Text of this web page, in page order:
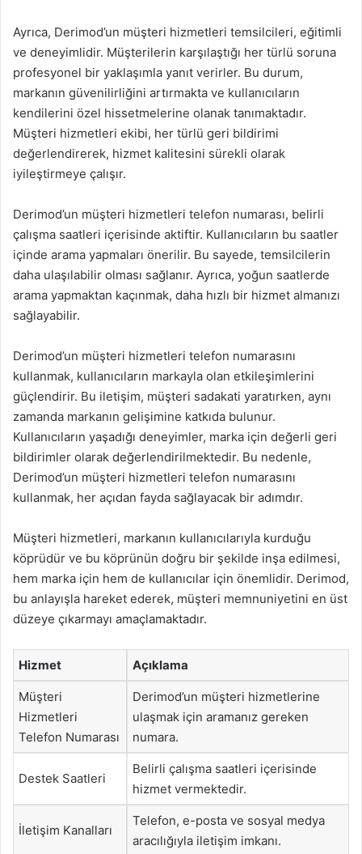
Ayrıca, Derimod’un müşteri hizmetleri temsilcileri, eğitimli
ve deneyimlidir. Müşterilerin karşılaştığı her türlü soruna
profesyonel bir yaklaşımla yanıt verirler. Bu durum,
markanın güvenilirliğini artırmakta ve kullanıcıların
kendilerini özel hissetmelerine olanak tanımaktadır.
Müşteri hizmetleri ekibi, her türlü geri bildirimi
değerlendirerek, hizmet kalitesini sürekli olarak
iyileştirmeye çalışır.
Derimod’un müşteri hizmetleri telefon numarası, belirli
çalışma saatleri içerisinde aktiftir. Kullanıcıların bu saatler
içinde arama yapmaları önerilir. Bu sayede, temsilcilerin
daha ulaşılabilir olması sağlanır. Ayrıca, yoğun saatlerde
arama yapmaktan kaçınmak, daha hızlı bir hizmet almanızı
sağlayabilir.
Derimod’un müşteri hizmetleri telefon numarasını
kullanmak, kullanıcıların markayla olan etkileşimlerini
güçlendirir. Bu iletişim, müşteri sadakati yaratırken, aynı
zamanda markanın gelişimine katkıda bulunur.
Kullanıcıların yaşadığı deneyimler, marka için değerli geri
bildirimler olarak değerlendirilmektedir. Bu nedenle,
Derimod’un müşteri hizmetleri telefon numarasını
kullanmak, her açıdan fayda sağlayacak bir adımdır.
Müşteri hizmetleri, markanın kullanıcılarıyla kurduğu
köprüdür ve bu köprünün doğru bir şekilde inşa edilmesi,
hem marka için hem de kullanıcılar için önemlidir. Derimod,
bu anlayışla hareket ederek, müşteri memnuniyetini en üst
düzeye çıkarmayı amaçlamaktadır.
Hizmet Açıklama
Müşteri
Hizmetleri
Telefon Numarası
Derimod’un müşteri hizmetlerine
ulaşmak için aramanız gereken
numara.
Destek Saatleri
Belirli çalışma saatleri içerisinde
hizmet vermektedir.
İletişim Kanalları
Telefon, e-posta ve sosyal medya
aracılığıyla iletişim imkanı.